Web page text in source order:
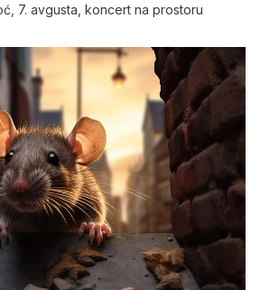
7. avgusta, koncert na prostoru